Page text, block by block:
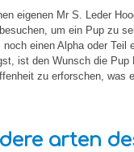
eigenen Mr S. Leder
um ein Pup zu
einen Alpha oder Teil
ist den Wunsch die Pup
zu erforschen, was
arten